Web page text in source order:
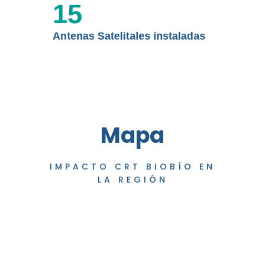
Antenas Satelitales instaladas
15
Mapa
IMPACTO CRT BIOBÍO EN
LA REGIÓN